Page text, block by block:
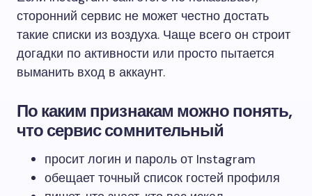
сторонний сервис не может честно достать
такие списки из воздуха. Чаще всего он строит
догадки по активности или просто пытается
выманить вход в аккаунт.
По каким признакам можно понять,
что сервис сомнительный
просит логин и пароль от Instagram
обещает точный список гостей профиля